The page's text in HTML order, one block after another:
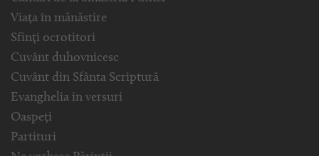
Viața în mănăstire
Sfinți ocrotitori
Cuvânt duhovnicesc
Cuvânt din Sfânta Scriptură
Evanghelia in versuri
Oaspeți
Partituri